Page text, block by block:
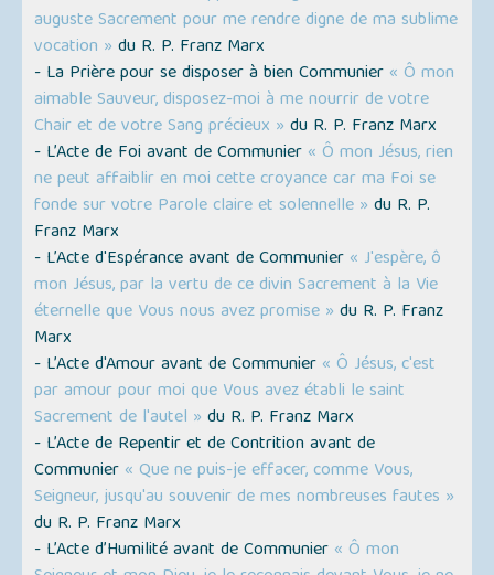
auguste Sacrement pour me rendre digne de ma sublime
vocation » du R. P. Franz Marx
- La Prière pour se disposer à bien Communier « Ô mon
aimable Sauveur, disposez-moi à me nourrir de votre
Chair et de votre Sang précieux » du R. P. Franz Marx
- L’Acte de Foi avant de Communier « Ô mon Jésus, rien
ne peut affaiblir en moi cette croyance car ma Foi se
fonde sur votre Parole claire et solennelle » du R. P.
Franz Marx
- L’Acte d'Espérance avant de Communier « J'espère, ô
mon Jésus, par la vertu de ce divin Sacrement à la Vie
éternelle que Vous nous avez promise » du R. P. Franz
Marx
- L’Acte d'Amour avant de Communier « Ô Jésus, c'est
par amour pour moi que Vous avez établi le saint
Sacrement de l'autel » du R. P. Franz Marx
- L’Acte de Repentir et de Contrition avant de
Communier « Que ne puis-je effacer, comme Vous,
Seigneur, jusqu'au souvenir de mes nombreuses fautes »
du R. P. Franz Marx
- L’Acte d’Humilité avant de Communier « Ô mon